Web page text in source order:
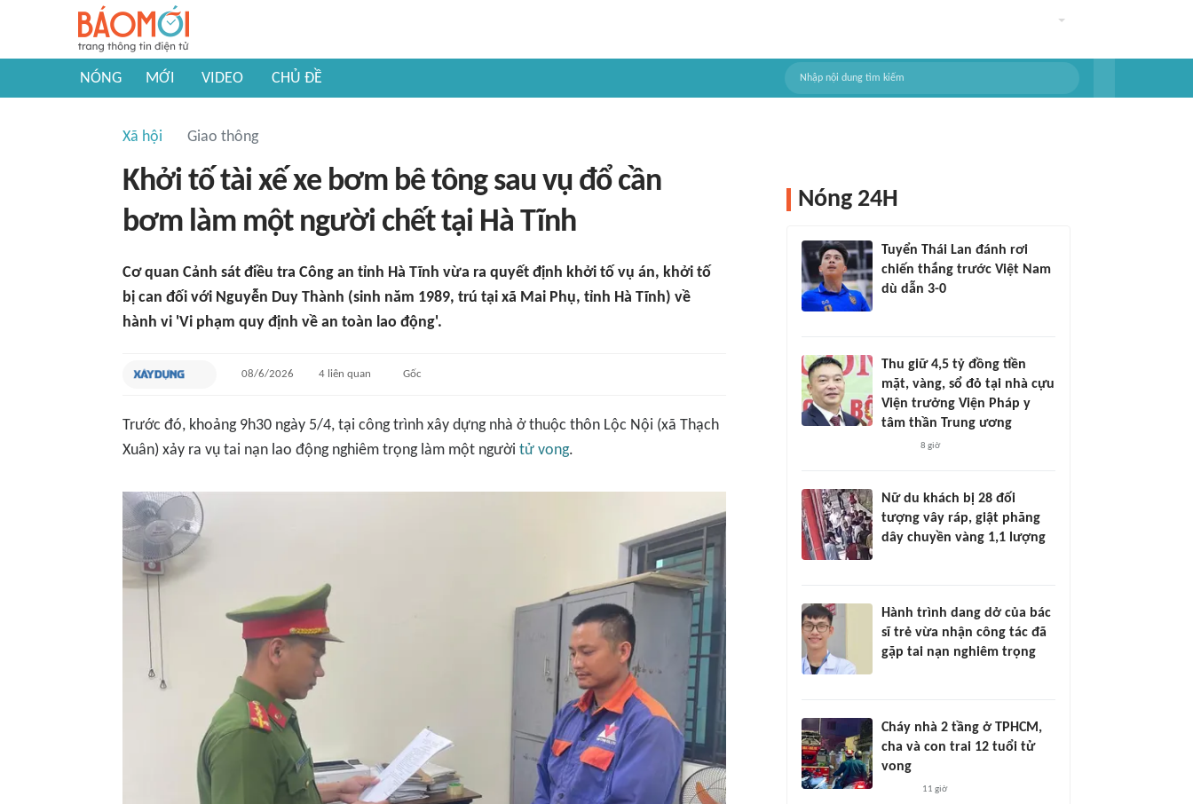
NÓNG MỚI VIDEO CHỦ ĐỀ
Xã hội Giao thông
Khởi tố tài xế xe bơm bê tông sau vụ đổ cần
bơm làm một người chết tại Hà Tĩnh
Cơ quan Cảnh sát điều tra Công an tỉnh Hà Tĩnh vừa ra quyết định khởi tố vụ án, khởi tố
bị can đối với Nguyễn Duy Thành (sinh năm 1989, trú tại xã Mai Phụ, tỉnh Hà Tĩnh) về
hành vi 'Vi phạm quy định về an toàn lao động'.
08/6/2026 4liên quan Gốc
Trước đó, khoảng 9h30 ngày 5/4, tại công trình xây dựng nhà ở thuộc thôn Lộc Nội (xã Thạch
Xuân) xảy ra vụ tai nạn lao động nghiêm trọng làm một người tử vong.
Nóng 24H
Tuyển Thái Lan đánh rơi
chiến thắng trước Việt Nam
dù dẫn 3-0
Thu giữ 4,5 tỷ đồng tiền
mặt, vàng, sổ đỏ tại nhà cựu
Viện trưởng Viện Pháp y
tâm thần Trung ương
8 giờ
Nữ du khách bị 28 đối
tượng vây ráp, giật phăng
dây chuyền vàng 1,1 lượng
Hành trình dang dở của bác
sĩ trẻ vừa nhận công tác đã
gặp tai nạn nghiêm trọng
Cháy nhà 2 tầng ở TPHCM,
cha và con trai 12 tuổi tử
vong
11 giờ